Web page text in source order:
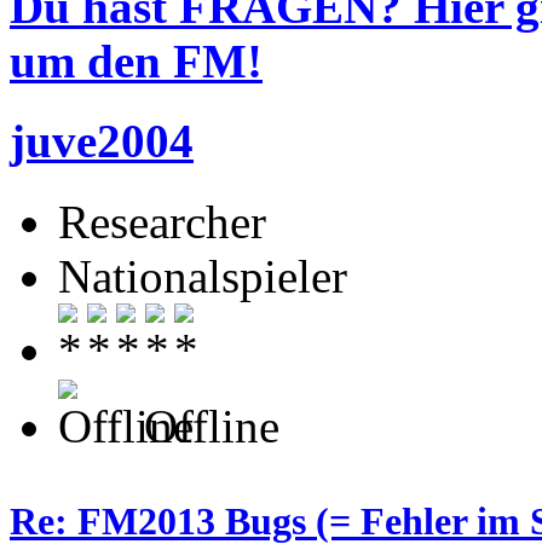
um den FM!
juve2004
Researcher
Nationalspieler
Offline
Re: FM2013 Bugs (= Fehler im